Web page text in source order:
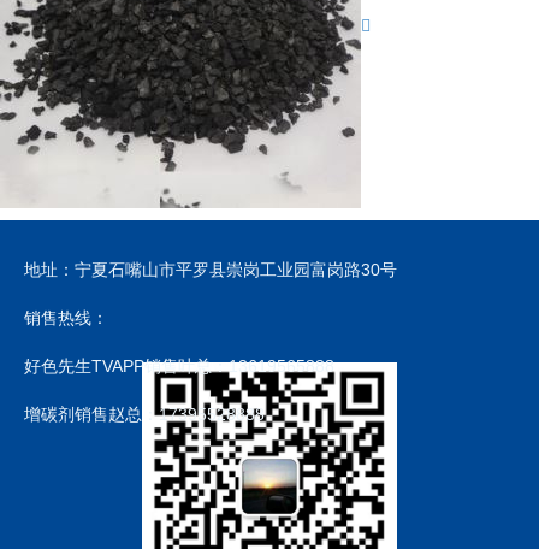
地址：宁夏石嘴山市平罗县崇岗工业园富岗路30号
销售热线：
好色先生TVAPP销售叶总：13619565888
增碳剂销售赵总：17395528888